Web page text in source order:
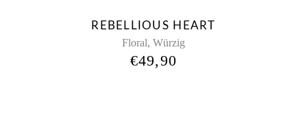
REBELLIOUS HEART
Floral, Würzig
€49,90